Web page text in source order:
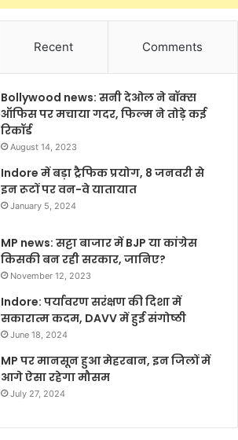
Recent Comments
Bollywood news: सनी देओल ने बॉक्स
ऑफिस पर मचाया गदर, फिल्म ने तोड़े कई
रिकॉर्ड
August 14, 2023
Indore में बड़ा ट्रैफिक प्रयोग, 8 जनवरी से
इन रूटों पर वन-वे यातायात
January 5, 2024
MP news: सट्टा बाजार में BJP या कांग्रेस
किसकी बन रही सरकार, जानिए?
November 12, 2023
Indore: पर्यावरण सरंक्षण की दिशा में
सकारात्म कदम, DAVV में हुई संगोष्ठी
June 18, 2024
MP पर मानसून हुआ मेहरबान, इन जिलों में
आगे ऐसा रहेगा मौसम
July 27, 2024